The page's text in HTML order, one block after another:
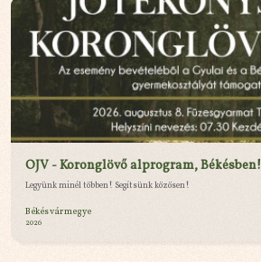
OJV - Koronglövő alprogram, Békésben!
Legyünk minél többen! Segítsünk közösen!
Békés vármegye
2026